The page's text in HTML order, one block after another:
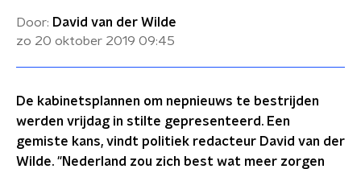
Door: David van der Wilde
zo 20 oktober 2019 09:45
De kabinetsplannen om nepnieuws te bestrijden
werden vrijdag in stilte gepresenteerd. Een
gemiste kans, vindt politiek redacteur David van der
Wilde. "Nederland zou zich best wat meer zorgen